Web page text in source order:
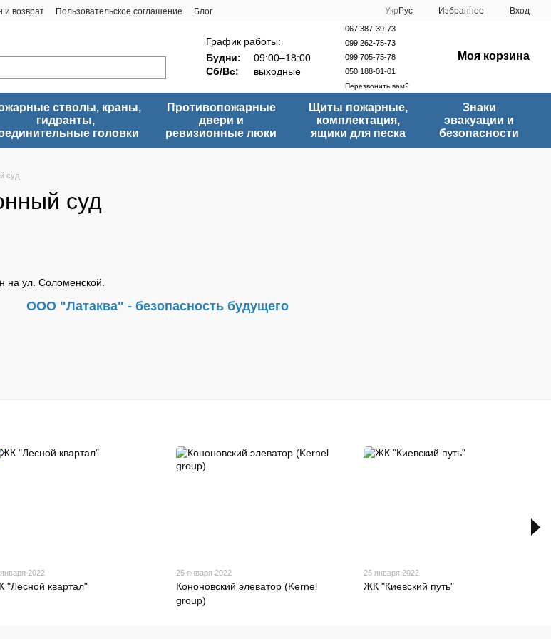
и возврат Пользовательское соглашение Блог Укр Рус Избранное Вход
График работы:
Будни:
09:00–18:00
Сб/Вс:
выходные
067 387-39-73
099 262-75-73
099 705-75-78
050 188-01-01
Перезвонить вам?
Моя корзина
стволы, краны,
гидранты,
головки
Противопожарные
двери и
ревизионные люки
Щиты пожарные,
комплектация,
ящики для песка
Знаки
эвакуации и
безопасности
суд
суд
на ул. Соломенской.
ООО "Латаква" - безопасность будущего
2022
"Лесной квартал"
25 января 2022
Кононовский элеватор (Kernel
group)
25 января 2022
ЖК "Киевский путь"